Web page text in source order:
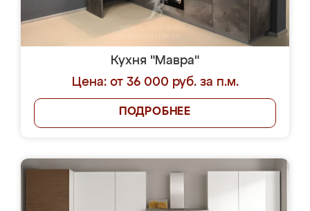
Кухня "Мавра"
Цена: от 36 000 руб. за п.м.
ПОДРОБНЕЕ